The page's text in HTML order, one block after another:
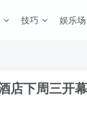
技巧 娱乐场
店下周三开幕